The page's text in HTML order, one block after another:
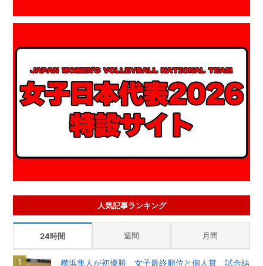
人気記事ランキング
24時間 週間 月間
横浜隼人が初優勝 女子最終順位と個人賞、試合結